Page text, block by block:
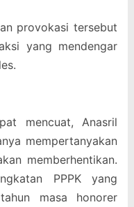
provokasi tersebut
yang mendengar
mencuat, Anasril
mempertanyakan
memberhentikan.
PPPK yang
masa honorer